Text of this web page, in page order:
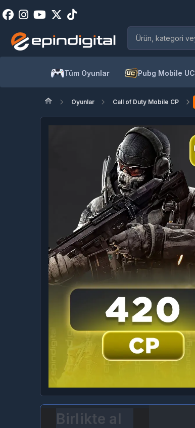
Tüm Oyunlar Pubg Mobile UC
Oyunlar Call of Duty Mobile CP
Birlikte al